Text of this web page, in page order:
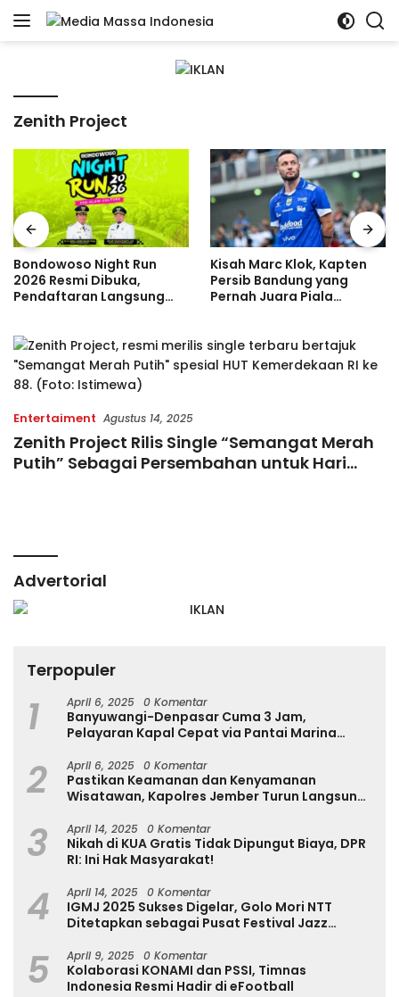
Langsung
ke
Zenith Project
Bondowoso Night Run
2026 Resmi Dibuka,
Pendaftaran Langsung
Kisah Marc Klok, Kapten
Persib Bandung yang
Pernah Juara Piala
Entertaiment Agustus 14, 2025
Zenith Project Rilis Single “Semangat Merah
Putih” Sebagai Persembahan untuk Hari
Advertorial
Terpopuler
1 April 6, 2025 0 Komentar
Banyuwangi-Denpasar Cuma 3 Jam,
Pelayaran Kapal Cepat via Pantai Marina
2 April 6, 2025 0 Komentar
Pastikan Keamanan dan Kenyamanan
Wisatawan, Kapolres Jember Turun Langsung
3 April 14, 2025 0 Komentar
Nikah di KUA Gratis Tidak Dipungut Biaya, DPR
RI: Ini Hak Masyarakat!
4 April 14, 2025 0 Komentar
IGMJ 2025 Sukses Digelar, Golo Mori NTT
Ditetapkan sebagai Pusat Festival Jazz
5 April 9, 2025 0 Komentar
Kolaborasi KONAMI dan PSSI, Timnas
Indonesia Resmi Hadir di eFootball